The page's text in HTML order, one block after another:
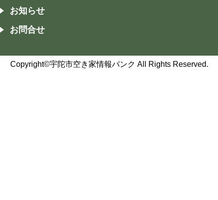
お知らせ
お問合せ
Copyright©宇陀市空き家情報バンク All Rights Reserved.